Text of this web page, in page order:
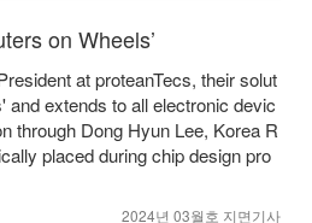
on Wheels’
at proteanTecs, their solut
extends to all electronic devic
through Dong Hyun Lee, Korea R
placed during chip design pro
2024년 03월호 지면기사